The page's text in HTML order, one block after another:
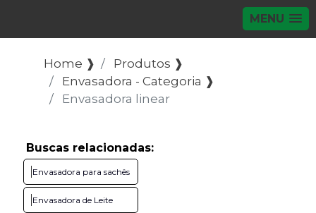
MENU
Home ❱
Produtos ❱
Envasadora - Categoria ❱
Envasadora linear
Buscas relacionadas:
Envasadora para sachês
Envasadora de Leite